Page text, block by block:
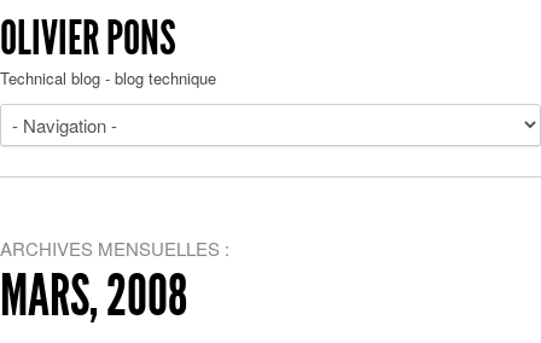
OLIVIER PONS
Technical blog - blog technique
ARCHIVES MENSUELLES :
MARS, 2008